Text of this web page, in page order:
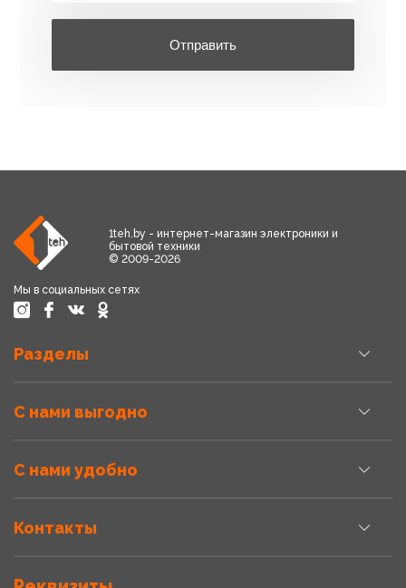
Отправить
1teh.by - интернет-магазин электроники и
бытовой техники
© 2009-2026
Мы в социальных сетях
Разделы
С нами выгодно
С нами удобно
Контакты